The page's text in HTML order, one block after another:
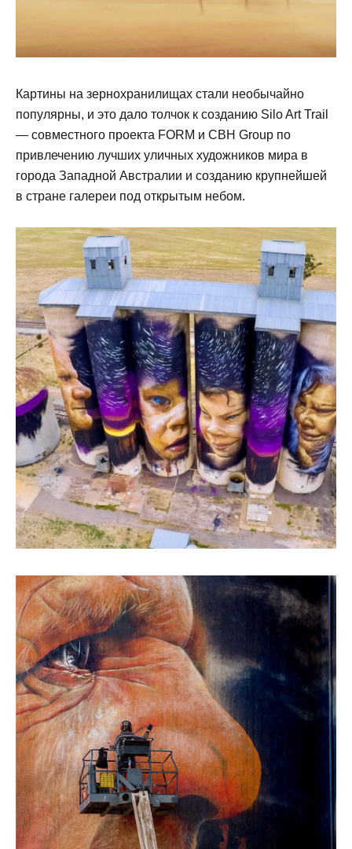
Картины на зернохранилищах стали необычайно
популярны, и это дало толчок к созданию Silo Art Trail
— совместного проекта FORM и CBH Group по
привлечению лучших уличных художников мира в
города Западной Австралии и созданию крупнейшей
в стране галереи под открытым небом.